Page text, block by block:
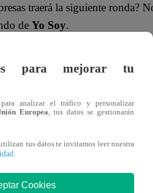
traerá la siguiente ronda?
de Yo Soy.
y noticiasEXCLUSIVAS
para mejorar tu
analizar el tráfico y personalizar
Europea , tus datos se gestionarán
tus datos te invitamos leer nuestra
Cookies